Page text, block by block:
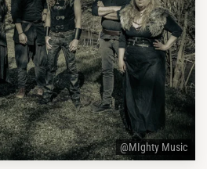
@MIghty Music